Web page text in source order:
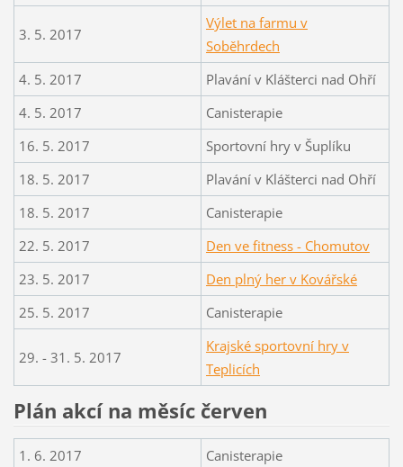
3. 5. 2017
Výlet na farmu v
Soběhrdech
4. 5. 2017
Plavání v Klášterci nad Ohří
4. 5. 2017
Canisterapie
16. 5. 2017
Sportovní hry v Šuplíku
18. 5. 2017
Plavání v Klášterci nad Ohří
18. 5. 2017
Canisterapie
22. 5. 2017
Den ve fitness - Chomutov
23. 5. 2017
Den plný her v Kovářské
25. 5. 2017
Canisterapie
29. - 31. 5. 2017
Krajské sportovní hry v
Teplicích
Plán akcí na měsíc červen
1. 6. 2017
Canisterapie